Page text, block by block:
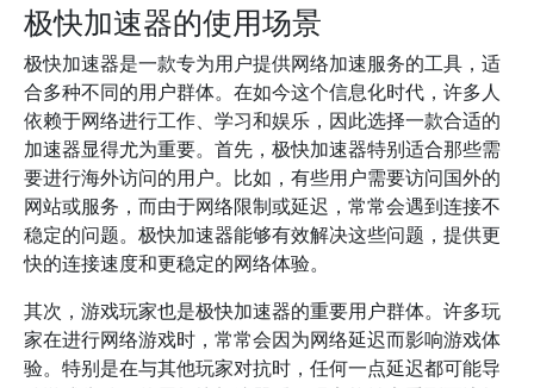
极快加速器的使用场景
极快加速器是一款专为用户提供网络加速服务的工具，适
合多种不同的用户群体。在如今这个信息化时代，许多人
依赖于网络进行工作、学习和娱乐，因此选择一款合适的
加速器显得尤为重要。首先，极快加速器特别适合那些需
要进行海外访问的用户。比如，有些用户需要访问国外的
网站或服务，而由于网络限制或延迟，常常会遇到连接不
稳定的问题。极快加速器能够有效解决这些问题，提供更
快的连接速度和更稳定的网络体验。
其次，游戏玩家也是极快加速器的重要用户群体。许多玩
家在进行网络游戏时，常常会因为网络延迟而影响游戏体
验。特别是在与其他玩家对抗时，任何一点延迟都可能导